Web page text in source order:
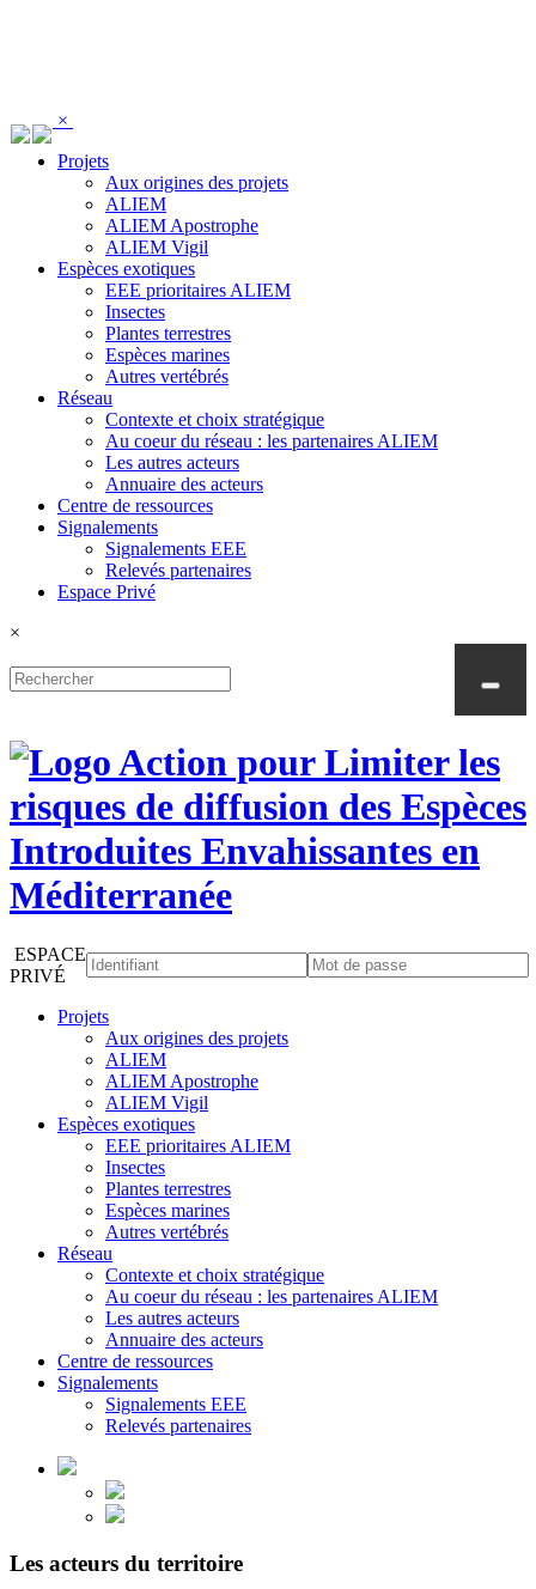
×
Projets
Aux origines des projets
ALIEM
ALIEM Apostrophe
ALIEM Vigil
Espèces exotiques
EEE prioritaires ALIEM
Insectes
Plantes terrestres
Espèces marines
Autres vertébrés
Réseau
Contexte et choix stratégique
Au coeur du réseau : les partenaires ALIEM
Les autres acteurs
Annuaire des acteurs
Centre de ressources
Signalements
Signalements EEE
Relevés partenaires
Espace Privé
×
ESPACE
PRIVÉ
Projets
Aux origines des projets
ALIEM
ALIEM Apostrophe
ALIEM Vigil
Espèces exotiques
EEE prioritaires ALIEM
Insectes
Plantes terrestres
Espèces marines
Autres vertébrés
Réseau
Contexte et choix stratégique
Au coeur du réseau : les partenaires ALIEM
Les autres acteurs
Annuaire des acteurs
Centre de ressources
Signalements
Signalements EEE
Relevés partenaires
Les acteurs du territoire